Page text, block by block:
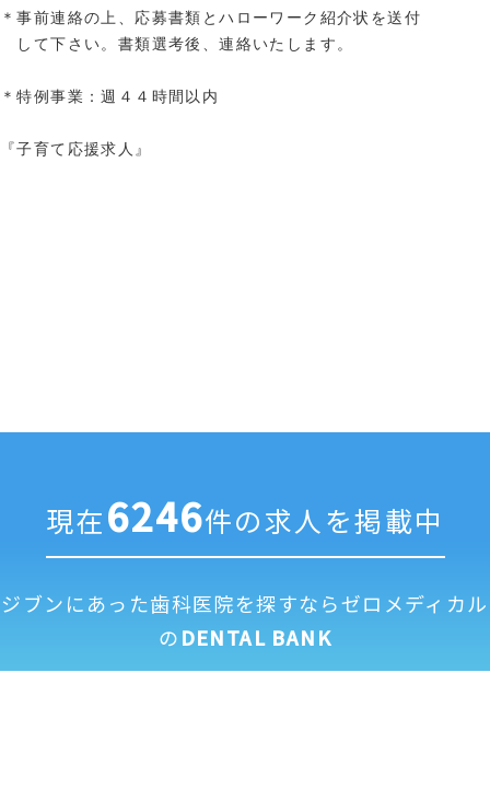
＊事前連絡の上、応募書類とハローワーク紹介状を送付
して下さい。書類選考後、連絡いたします。
＊特例事業：週４４時間以内
『子育て応援求人』
現在6246件の求人を掲載中
ジブンにあった歯科医院を探すならゼロメディカル
のDENTAL BANK